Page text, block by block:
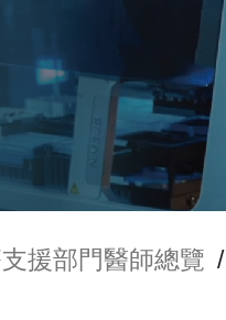
援部門醫師總覽 /